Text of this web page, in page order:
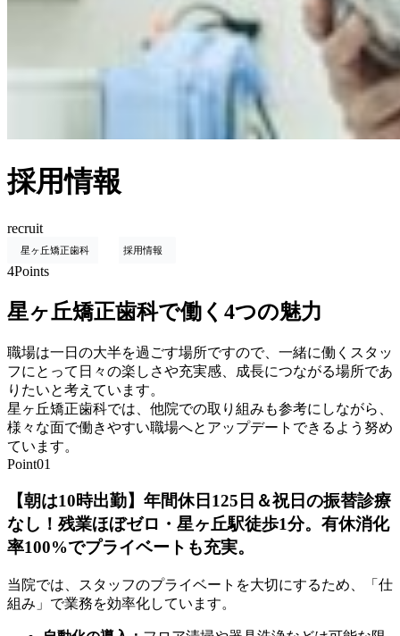
採用情報
recruit
星ヶ丘矯正歯科 採用情報
4Points
星ヶ丘矯正歯科で働く4つの魅力
職場は一日の大半を過ごす場所ですので、一緒に働くスタッ
フにとって日々の楽しさや充実感、成長につながる場所であ
りたいと考えています。
星ヶ丘矯正歯科では、他院での取り組みも参考にしながら、
様々な面で働きやすい職場へとアップデートできるよう努め
ています。
Point01
【朝は10時出勤】年間休日125日＆祝日の振替診療
なし！残業ほぼゼロ・星ヶ丘駅徒歩1分。有休消化
率100%でプライベートも充実。
当院では、スタッフのプライベートを大切にするため、「仕
組み」で業務を効率化しています。